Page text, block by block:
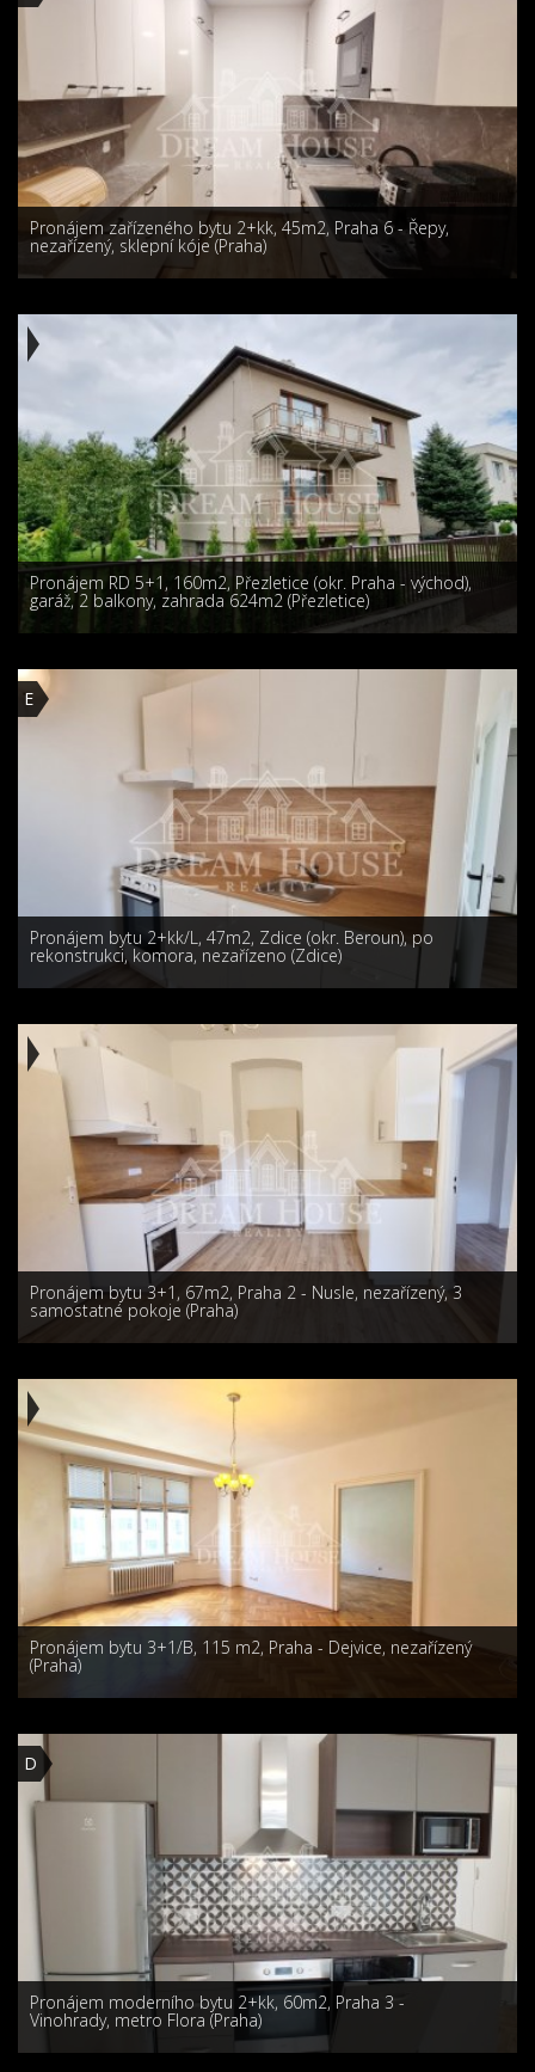
Pronájem zařízeného bytu 2+kk, 45m2, Praha 6 - Řepy,
nezařízený, sklepní kóje (Praha)
Pronájem RD 5+1, 160m2, Přezletice (okr. Praha - východ),
garáž, 2 balkony, zahrada 624m2 (Přezletice)
E
Pronájem bytu 2+kk/L, 47m2, Zdice (okr. Beroun), po
rekonstrukci, komora, nezařízeno (Zdice)
Pronájem bytu 3+1, 67m2, Praha 2 - Nusle, nezařízený, 3
samostatné pokoje (Praha)
Pronájem bytu 3+1/B, 115 m2, Praha - Dejvice, nezařízený
(Praha)
D
Pronájem moderního bytu 2+kk, 60m2, Praha 3 -
Vinohrady, metro Flora (Praha)